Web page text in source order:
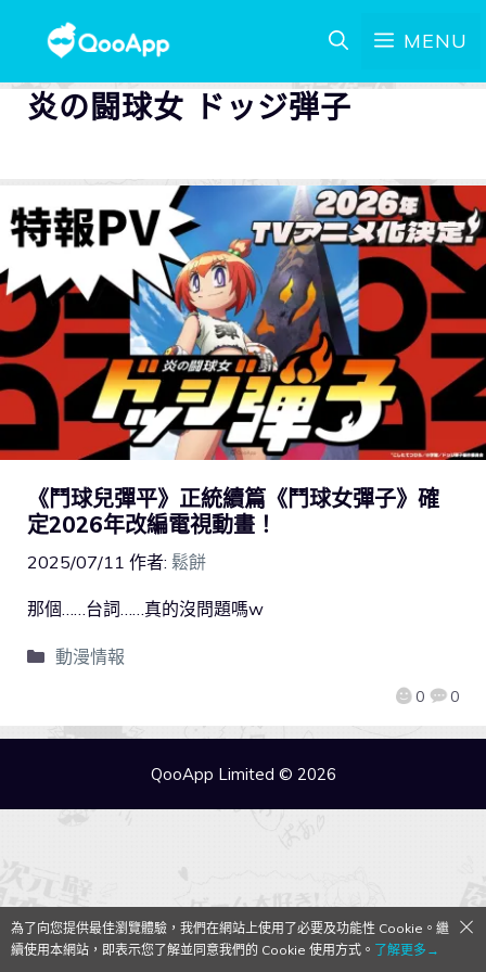
MENU
炎の闘球女 ドッジ弾子
《鬥球兒彈平》正統續篇《鬥球女彈子》確
定2026年改編電視動畫！
2025/07/11 作者: 鬆餅
0 0
那個……台詞……真的沒問題嗎w
動漫情報
QooApp Limited © 2026
為了向您提供最佳瀏覽體驗，我們在網站上使用了必要及功能性 Cookie。繼
續使用本網站，即表示您了解並同意我們的 Cookie 使用方式。 了解更多→